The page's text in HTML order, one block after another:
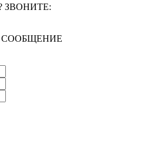
ЗВОНИТЕ:
СООБЩЕНИЕ